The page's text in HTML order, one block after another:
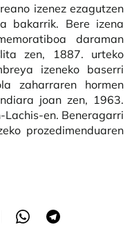
izenez ezagutzen
bakarrik. Bere izena
daraman
zen, 1887. urteko
izeneko baserri
zaharraren hormen
joan zen, 1963.
Lachis-en. Beneragarri
prozedimenduaren